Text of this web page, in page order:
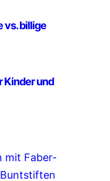
mit Faber-